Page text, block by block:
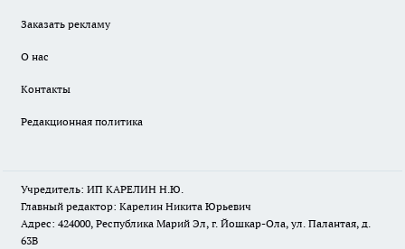
Заказать рекламу
О нас
Контакты
Редакционная политика
Учредитель: ИП КАРЕЛИН Н.Ю.
Главный редактор: Карелин Никита Юрьевич
Адрес: 424000, Республика Марий Эл, г. Йошкар-Ола, ул. Палантая, д.
63В